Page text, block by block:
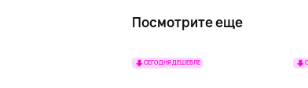
Посмотрите еще
СЕГОДНЯ ДЕШЕВЛЕ